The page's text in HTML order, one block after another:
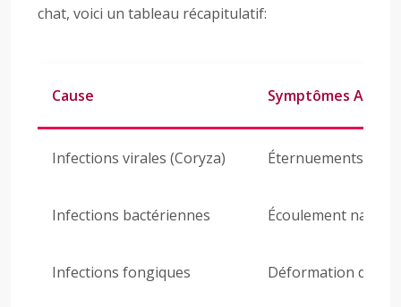
chat, voici un tableau récapitulatif:
Cause Symptômes
Infections virales (Coryza) Éternuements,
Infections bactériennes Écoulement nasal
Infections fongiques Déformation du